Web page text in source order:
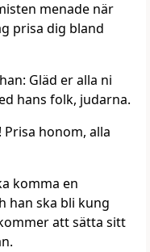
menade när
prisa dig bland
Gläd er alla ni
hans folk, judarna.
Prisa honom, alla
komma en
han ska bli kung
att sätta sitt